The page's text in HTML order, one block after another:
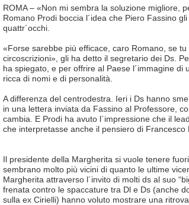
ROMA – «Non mi sembra la soluzione migliore,
Romano Prodi boccia l´idea che Piero Fassino
quattr´occhi.
«Forse sarebbe più efficace, caro Romano, se
circoscrizioni», gli ha detto il segretario dei Ds.
ha spiegato, e per offrire al Paese l´immagine
ricca di nomi e di personalità.
A differenza del centrodestra. Ieri i Ds hanno
in una lettera inviata da Fassino al Professore,
cambia. E Prodi ha avuto l´impressione che il
che interpretasse anche il pensiero di Francesco
Il presidente della Margherita si vuole tenere
sembrano molto più vicini di quanto le ultime
Margherita attraverso l´invito di molti ds al suo
frenata contro le spaccature tra Dl e Ds (anche
sulla ex Cirielli) hanno voluto mostrare una